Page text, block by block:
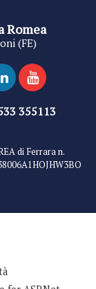
Romea
(FE)
355113
di Ferrara n.